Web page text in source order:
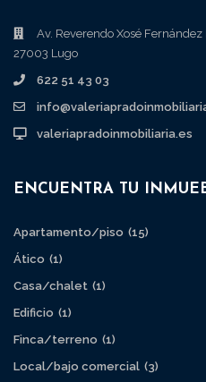
Av. Reverendo Xosé
27003 Lugo
622 51 43 03
valeriapradoinmobiliaria.es
ENCUENTRA TU
Apartamento/piso (15)
Ático (1)
Casa/chalet (1)
Edificio (1)
Finca/terreno (1)
Local/bajo comercial (3)